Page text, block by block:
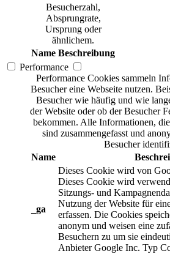
Besucherzahl,
Absprungrate,
Ursprung oder
ähnlichem.
Name Beschreibung
Performance
Performance Cookies sammeln
Besucher eine Webseite nutzen.
Besucher wie häufig und wie
der Website oder ob der Besucher
bekommen. Alle Informationen,
sind zusammengefasst und
Besucher
Name
_ga
Dieses Cookie wird von
Dieses Cookie wird
Sitzungs- und
Nutzung der Website für
erfassen. Die Cookies
anonym und weisen eine
Besuchern zu um sie
Anbieter Google Inc. Typ